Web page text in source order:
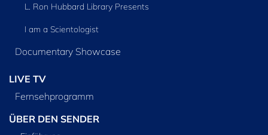
L. Ron Hubbard Library Presents
I am a Scientologist
Documentary Showcase
LIVE TV
Fernsehprogramm
ÜBER DEN SENDER